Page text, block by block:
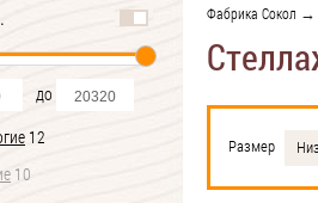
до
12
10
Фабрика Сокол →
Размер